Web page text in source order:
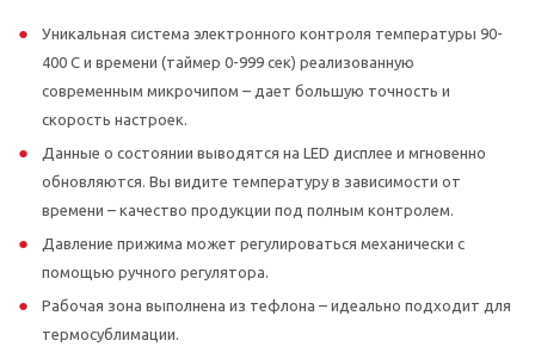
Уникальная система электронного контроля температуры 90-
400 С и времени (таймер 0-999 сек) реализованную
современным микрочипом – дает большую точность и
скорость настроек.
Данные о состоянии выводятся на LED дисплее и мгновенно
обновляются. Вы видите температуру в зависимости от
времени – качество продукции под полным контролем.
Давление прижима может регулироваться механически с
помощью ручного регулятора.
Рабочая зона выполнена из тефлона – идеально подходит для
термосублимации.